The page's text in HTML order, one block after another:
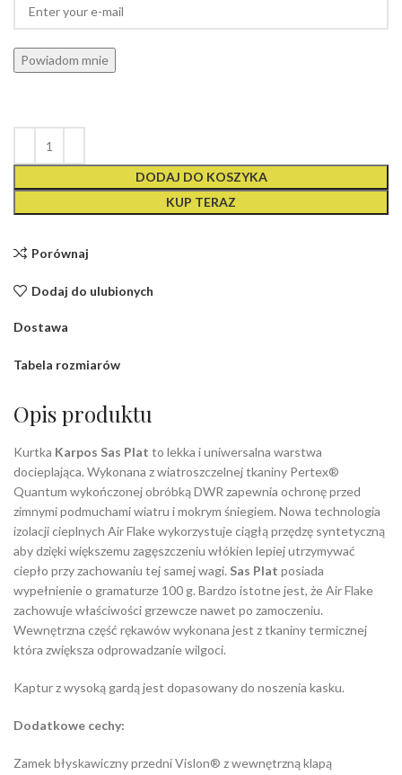
Powiadom mnie
DODAJ DO KOSZYKA
KUP TERAZ
Porównaj
Dodaj do ulubionych
Dostawa
Tabela rozmiarów
Opis produktu
Kurtka Karpos Sas Plat to lekka i uniwersalna warstwa
docieplająca. Wykonana z wiatroszczelnej tkaniny Pertex®
Quantum wykończonej obróbką DWR zapewnia ochronę przed
zimnymi podmuchami wiatru i mokrym śniegiem. Nowa technologia
izolacji cieplnych Air Flake wykorzystuje ciągłą przędzę syntetyczną
aby dzięki większemu zagęszczeniu włókien lepiej utrzymywać
ciepło przy zachowaniu tej samej wagi. Sas Plat posiada
wypełnienie o gramaturze 100 g. Bardzo istotne jest, że Air Flake
zachowuje właściwości grzewcze nawet po zamoczeniu.
Wewnętrzna część rękawów wykonana jest z tkaniny termicznej
która zwiększa odprowadzanie wilgoci.
Kaptur z wysoką gardą jest dopasowany do noszenia kasku.
Dodatkowe cechy:
Zamek błyskawiczny przedni Vislon® z wewnętrzną klapą